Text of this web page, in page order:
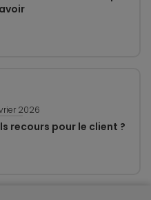
2026
recours pour le client ?